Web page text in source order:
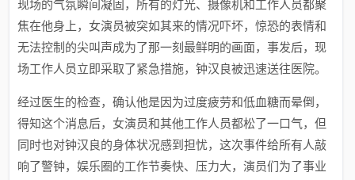
现场的气氛瞬间凝固，所有的灯光、摄像机和工作人员都聚
焦在他身上，女演员被突如其来的情况吓坏，惊恐的表情和
无法控制的尖叫声成为了那一刻最鲜明的画面，事发后，现
场工作人员立即采取了紧急措施，钟汉良被迅速送往医院。
经过医生的检查，确认他是因为过度疲劳和低血糖而晕倒，
得知这个消息后，女演员和其他工作人员都松了一口气，但
同时也对钟汉良的身体状况感到担忧，这次事件给所有人敲
响了警钟，娱乐圈的工作节奏快、压力大，演员们为了事业